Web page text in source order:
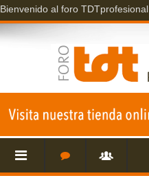
Bienvenido al foro TDTprofesional